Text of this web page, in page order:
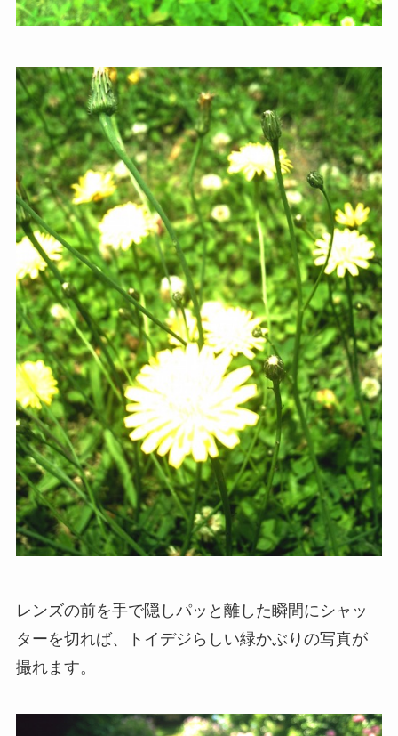
レンズの前を手で隠しパッと離した瞬間にシャッ
ターを切れば、トイデジらしい緑かぶりの写真が
撮れます。